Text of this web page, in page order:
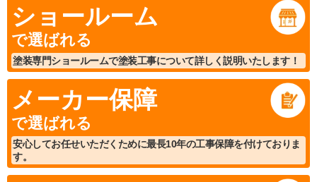
ショールーム
で選ばれる
塗装専門ショールームで塗装工事について詳しく説明いたします！
メーカー保障
で選ばれる
安心してお任せいただくために最長10年の工事保障を付けておりま
す。